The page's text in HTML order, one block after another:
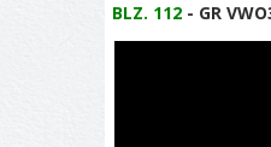
BLZ. 112 - GR